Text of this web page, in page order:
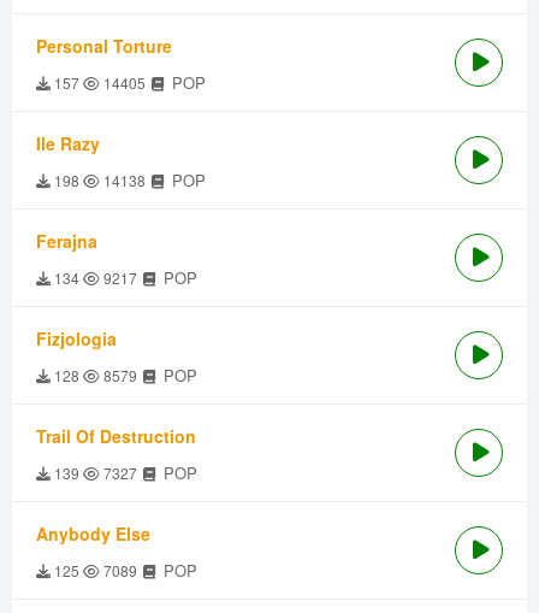
Personal Torture
157 14405 POP
Ile Razy
198 14138 POP
Ferajna
134 9217 POP
Fizjologia
128 8579 POP
Trail Of Destruction
139 7327 POP
Anybody Else
125 7089 POP